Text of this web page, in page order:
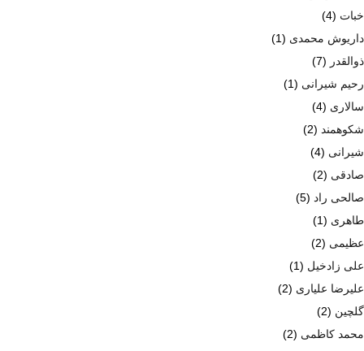
خبات (4)
داریوش محمدی (1)
ذوالقدر (7)
رحیم شیرانی (1)
سالاری (4)
شکوهمند (2)
شیرانی (4)
صادقی (2)
صالحی راد (5)
طاهری (1)
عظیمی (2)
علی زادخیل (1)
علیرضا علیاری (2)
گلچین (2)
محمد کاظمی (2)